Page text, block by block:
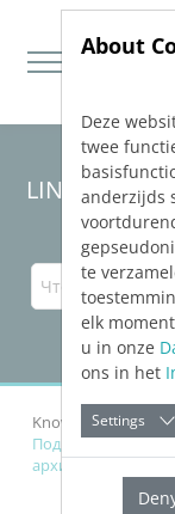
Jump directly to
Jump directly to
LINEAR
Knowledge Base
Подготовить и
архитектуру
About
Deze
twee
anderzijds
te
elk
u in onze
ons in het
Settings